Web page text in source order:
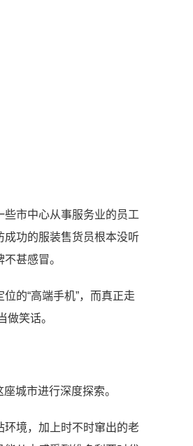
市中心从事服务业的员工
成功的服装售货员根本没听
甚感冒。
的“高端手机”，而真正走
做笑话。
城市进行深度探索。
境，加上时不时窜出的老